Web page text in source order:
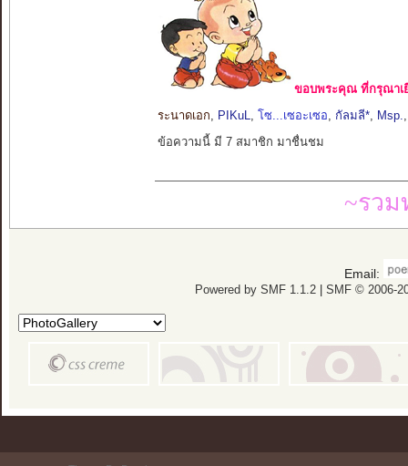
ขอบพระคุณ ที่กรุณาเ
ระนาดเอก
PIKuL โซ...เซอะเซอ กัลมลี*, Msp.
ข้อความนี้ มี 7 สมาชิก มาชื่นชม
~รวม
Email:
Powered by SMF 1.1.2| SMF © 2006-